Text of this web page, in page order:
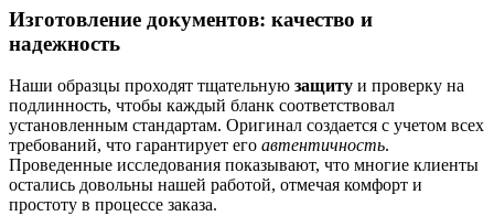
Изготовление документов: качество и
надежность
Наши образцы проходят тщательную защиту и проверку на
подлинность, чтобы каждый бланк соответствовал
установленным стандартам. Оригинал создается с учетом всех
требований, что гарантирует его автентичность.
Проведенные исследования показывают, что многие клиенты
остались довольны нашей работой, отмечая комфорт и
простоту в процессе заказа.